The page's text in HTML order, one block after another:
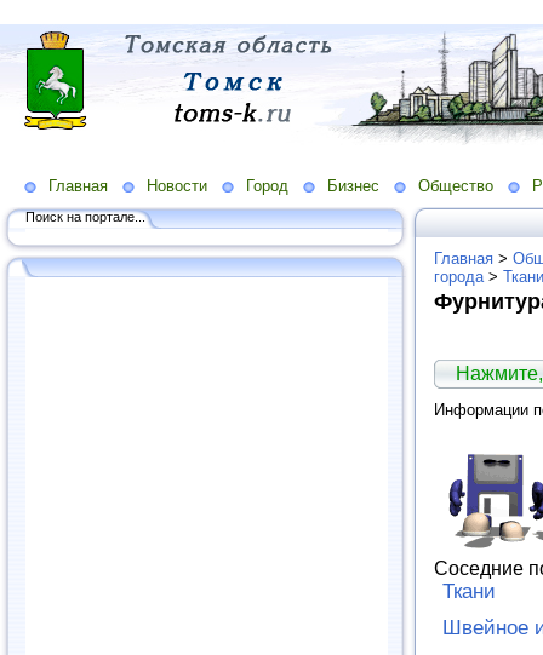
Главная Новости Город Бизнес Общество
Поиск на портале...
Главная >
города >
Информации
Соседние
Ткани
Швейное